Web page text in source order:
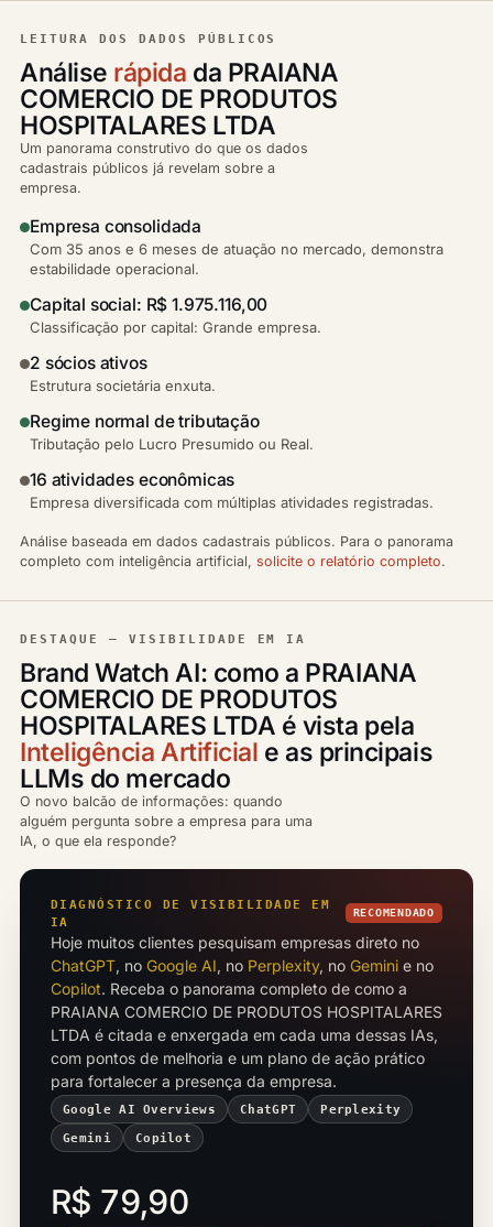
LEITURA DOS DADOS PÚBLICOS
Análise rápida da PRAIANA
COMERCIO DE PRODUTOS
HOSPITALARES LTDA
Um panorama construtivo do que os dados
cadastrais públicos já revelam sobre a
empresa.
Empresa consolidada
Com 35 anos e 6 meses de atuação no mercado, demonstra
estabilidade operacional.
Capital social: R$ 1.975.116,00
Classificação por capital: Grande empresa.
2 sócios ativos
Estrutura societária enxuta.
Regime normal de tributação
Tributação pelo Lucro Presumido ou Real.
16 atividades econômicas
Empresa diversificada com múltiplas atividades registradas.
Análise baseada em dados cadastrais públicos. Para o panorama
completo com inteligência artificial, solicite o relatório completo.
DESTAQUE — VISIBILIDADE EM IA
Brand Watch AI: como a PRAIANA
COMERCIO DE PRODUTOS
HOSPITALARES LTDA é vista pela
Inteligência Artificial e as principais
LLMs do mercado
O novo balcão de informações: quando
alguém pergunta sobre a empresa para uma
IA, o que ela responde?
DIAGNÓSTICO DE VISIBILIDADE EM
IA
RECOMENDADO
Hoje muitos clientes pesquisam empresas direto no
ChatGPT, no Google AI, no Perplexity, no Gemini e no
Copilot. Receba o panorama completo de como a
PRAIANA COMERCIO DE PRODUTOS HOSPITALARES
LTDA é citada e enxergada em cada uma dessas IAs,
com pontos de melhoria e um plano de ação prático
para fortalecer a presença da empresa.
Google AI Overviews ChatGPT Perplexity
Gemini Copilot
R$ 79,90